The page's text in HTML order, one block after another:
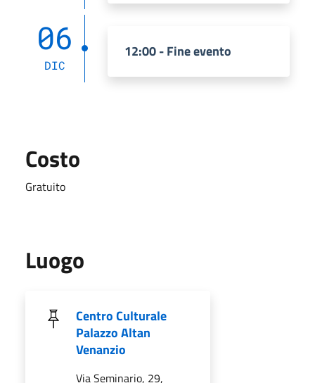
06
DIC
12:00 - Fine evento
Costo
Gratuito
Luogo
Centro Culturale
Palazzo Altan
Venanzio
Via Seminario, 29,